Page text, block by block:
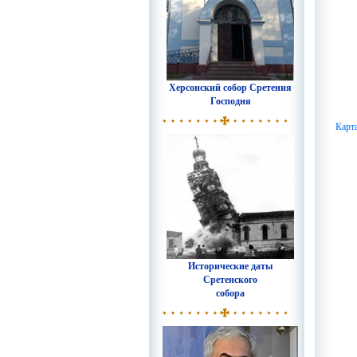
Херсонский собор Сретения
Господня
Исторические даты
Сретенского
собора